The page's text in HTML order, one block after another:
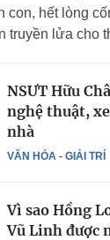
con, hết lòng
truyền lửa cho
VĂN HÓA - GIẢI TRÍ
NSƯT Hữu
nghệ thuật,
nhà
Vì sao Hồng
Vũ Linh được